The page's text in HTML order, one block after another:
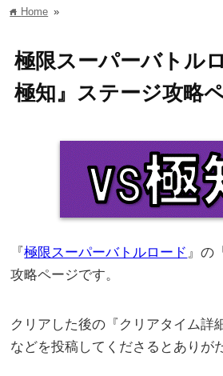
home Home »
極限スーパーバトル
極知』ステージ攻略
『極限スーパーバトルロード 』の
攻略ページです。
クリアした後の『クリアタイム詳
などを投稿してくださるとありが